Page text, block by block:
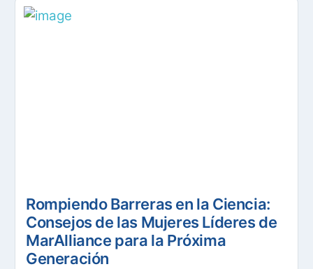
Rompiendo Barreras en la Ciencia:
Consejos de las Mujeres Líderes de
MarAlliance para la Próxima
Generación